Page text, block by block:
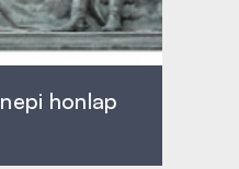
honlap